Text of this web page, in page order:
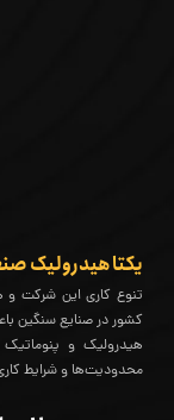
یکتا هیدرولیک
تنوع کاری این شرکت و
کشور در صنایع سنگین
هیدرولیک و
محدودیت‌ها و شرایط کاری